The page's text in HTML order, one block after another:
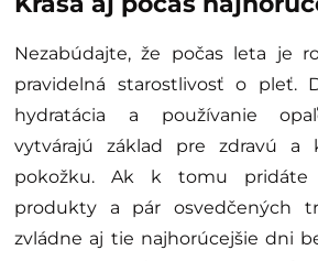
Nezabúdajte, že počas leta je
pravidelná starostlivosť o pleť.
hydratácia a používanie
vytvárajú základ pre zdravú a
pokožku. Ak k tomu pridáte
produkty a pár osvedčených
zvládne aj tie najhorúcejšie dni